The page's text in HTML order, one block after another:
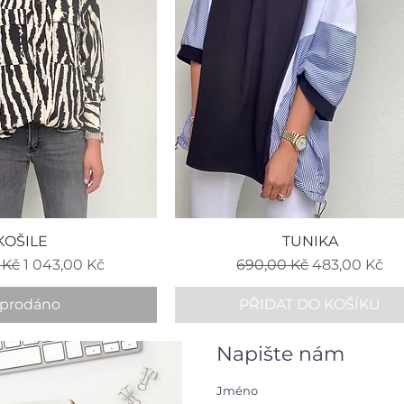
Zvýhodněná cena
1 043,00 Kč
TUNIKA
Běžná cena
690,00 KčZvýhodněná
483,00 Kč
PŘIDAT DO KOŠÍKU
Napište nám
Jméno